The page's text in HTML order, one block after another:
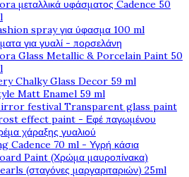
μεταλλικά υφάσματος Cadence 50
spray για ύφασμα 100 ml
για γυαλί - πορσελάνη
Glass Metallic & Porcelain Paint 50
Chalky Glass Decor 59 ml
Matt Enamel 59 ml
festival Transparent glass paint
effect paint - Εφέ παγωμένου
χάραξης γυαλιού
Cadence 70 ml - Υγρή κάσια
Paint (Χρώμα μαυροπίνακα)
(σταγόνες μαργαριταριών) 25ml